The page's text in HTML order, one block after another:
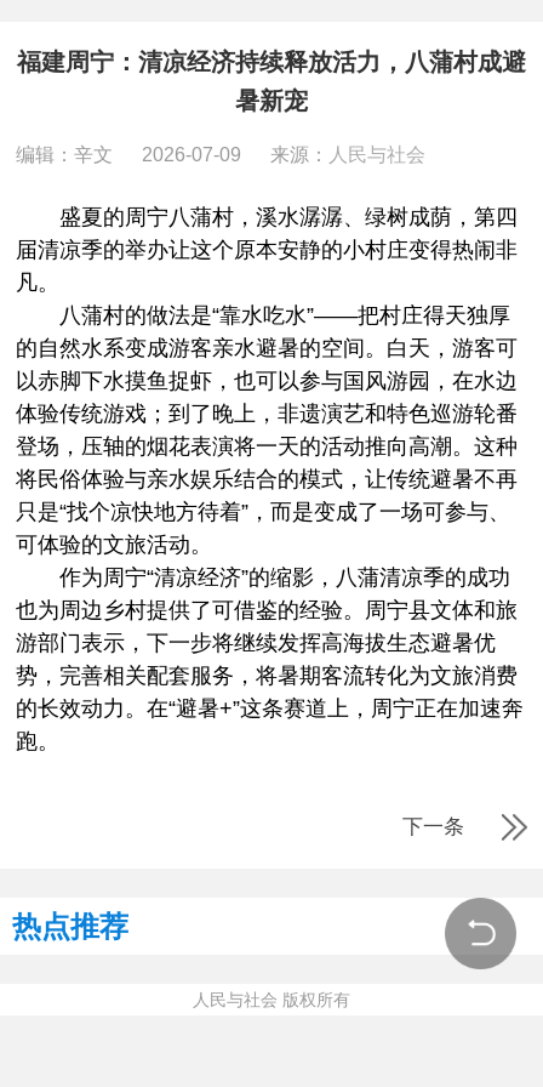
福建周宁：清凉经济持续释放活力，八蒲村成避
暑新宠
编辑：辛文 2026-07-09 来源： 人民与社会
盛夏的周宁八蒲村，溪水潺潺、绿树成荫，第四
届清凉季的举办让这个原本安静的小村庄变得热闹非
凡。
八蒲村的做法是“靠水吃水”——把村庄得天独厚
的自然水系变成游客亲水避暑的空间。白天，游客可
以赤脚下水摸鱼捉虾，也可以参与国风游园，在水边
体验传统游戏；到了晚上，非遗演艺和特色巡游轮番
登场，压轴的烟花表演将一天的活动推向高潮。这种
将民俗体验与亲水娱乐结合的模式，让传统避暑不再
只是“找个凉快地方待着”，而是变成了一场可参与、
可体验的文旅活动。
作为周宁“清凉经济”的缩影，八蒲清凉季的成功
也为周边乡村提供了可借鉴的经验。周宁县文体和旅
游部门表示，下一步将继续发挥高海拔生态避暑优
势，完善相关配套服务，将暑期客流转化为文旅消费
的长效动力。在“避暑+”这条赛道上，周宁正在加速奔
跑。
下一条
热点推荐
人民与社会 版权所有